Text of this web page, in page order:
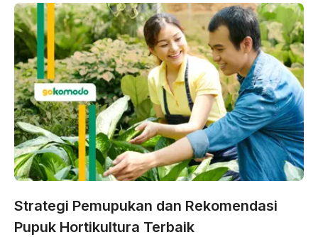
Strategi Pemupukan dan Rekomendasi
Pupuk Hortikultura Terbaik